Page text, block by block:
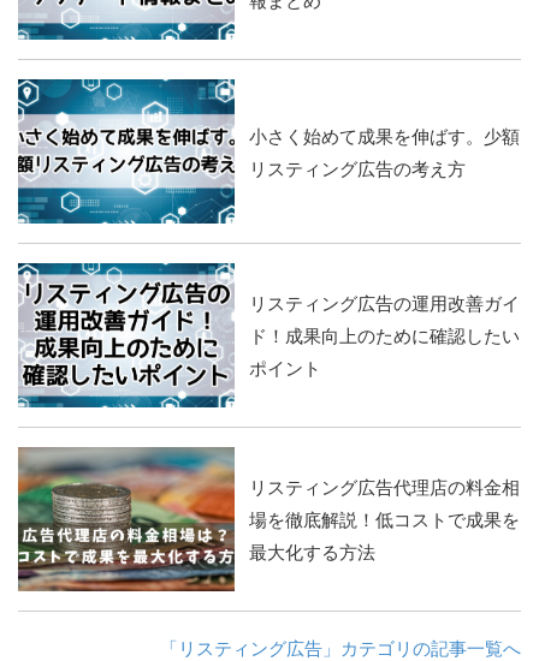
小さく始めて成果を伸ばす。少額
リスティング広告の考え方
リスティング広告の運用改善ガイ
ド！成果向上のために確認したい
ポイント
リスティング広告代理店の料金相
場を徹底解説！低コストで成果を
最大化する方法
「リスティング広告」カテゴリの記事一覧へ